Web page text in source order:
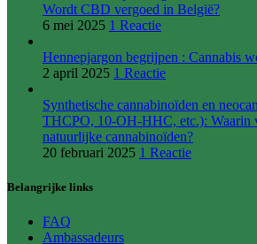
Wordt CBD vergoed in België?
6 mei 2025 1 Reactie
Hennepjargon begrijpen : Cannabis
2 april 2025 1 Reactie
Synthetische cannabinoïden en
THCPO, 10-OH-HHC, etc.): Waarin
natuurlijke cannabinoïden?
20 februari 2025 1 Reactie
Belangrijke links
FAQ
Ambassadeurs